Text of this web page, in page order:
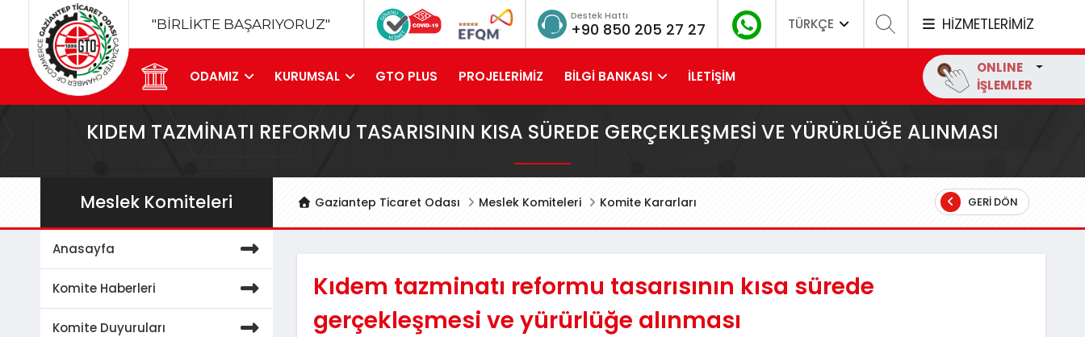
"BİRLİKTE BAŞARIYORUZ"
Destek Hattı
+90 850 205 27 27 TÜRKÇE HİZMETLERİMİZ
ODAMIZ KURUMSAL GTO PLUS PROJELERİMİZ BİLGİ BANKASI İLETİŞİM
ONLINE
İŞLEMLER
KIDEM TAZMINATI REFORMU TASARISININ KISA SÜREDE GERÇEKLEŞMESI VE YÜRÜRLÜĞE ALINMASI
Gaziantep Ticaret Odası Meslek Komiteleri Komite Kararları GERI DÖN
Meslek Komiteleri
Anasayfa
Komite Haberleri
Komite Duyuruları
Kıdem tazminatı reformu tasarısının kısa sürede
gerçekleşmesi ve yürürlüğe alınması